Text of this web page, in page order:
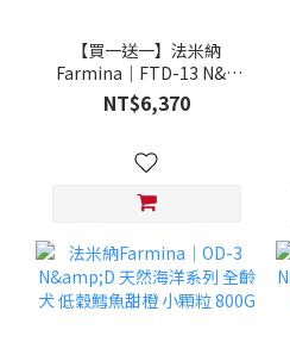
【買一送一】法米納
Farmina｜FTD-13 N&D
天然培育系列-全齡犬-頂級
鮭魚-潔牙顆粒 20KG §下
NT$6,370